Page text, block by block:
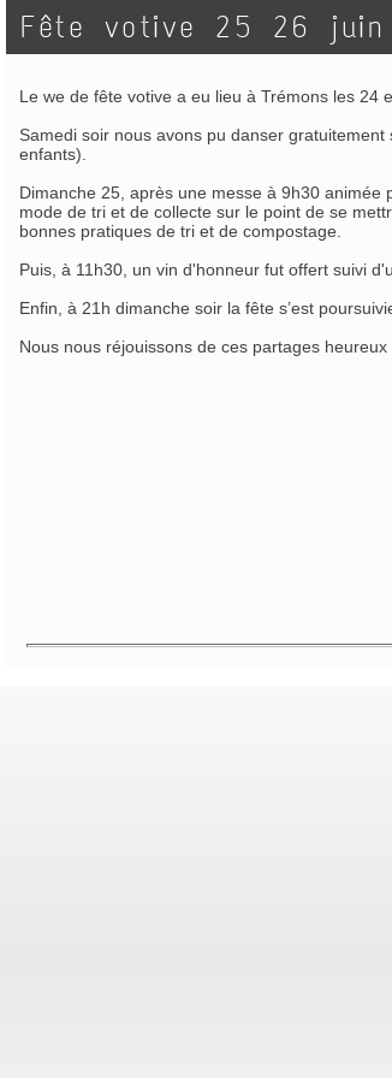
Fête votive 25 26 juin
Le we de fête votive a eu lieu à Trémons les 24
Samedi soir nous avons pu danser
enfants).
Dimanche 25, après une messe à 9h30 animée
mode de tri et de collecte sur le point de se
bonnes pratiques de tri et de compostage.
Puis, à 11h30, un vin d'honneur fut offert suivi
Enfin, à 21h dimanche soir la fête s’est
Nous nous réjouissons de ces partages